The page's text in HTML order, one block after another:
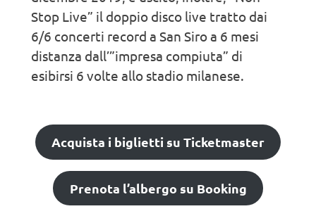
Stop Live” il doppio disco live tratto dai
6/6 concerti record a San Siro a 6 mesi
distanza dall’”impresa compiuta” di
esibirsi 6 volte allo stadio milanese.
Acquista i biglietti su Ticketmaster
Prenota l’albergo su Booking